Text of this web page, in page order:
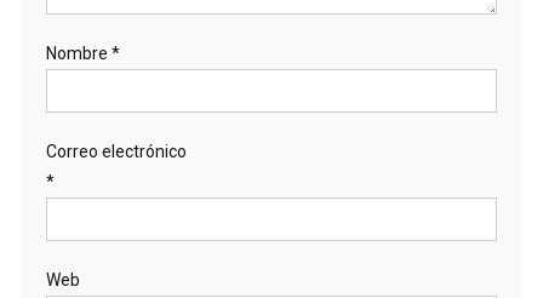
Nombre *
Correo electrónico
*
Web